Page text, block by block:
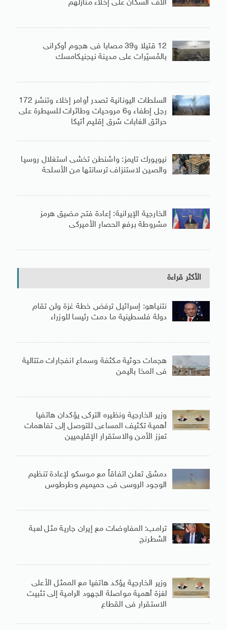
آلاف السكان على إخلاء منازلهم
12 قتيلا و39 مصابا فى هجوم أوكرانى
بالمُسيّرات على مدينة نيجنيكامسك
السلطات اليونانية تصدر أوامر إخلاء وتنشر 172
رجل إطفاء و6 مروحيات وطائرات للسيطرة على
حرائق الغابات شرق إقليم أتيكا
نيويورك تايمز: واشنطن تخشى استغلال روسيا
والصين لاستنزاف ترسانتها من الأسلحة
الخارجية الإيرانية: إعادة فتح مضيق هرمز
مشروطة برفع الحصار الأميركى
الأكثر قراءة
نتنياهو: إسرائيل ترفض خطة غزة ولن تقام
دولة فلسطينية ما دمت رئيسا للوزراء
هجمات حوثية مكثفة وسماع انفجارات متتالية
فى المخا باليمن
وزير الخارجية ونظيره التركى يؤكدان هاتفيا
أهمية تكثيف المساعى للتوصل إلى تفاهمات
تعزز الأمن والاستقرار الإقليميين
دمشق تعلن اتفاقاً مع موسكو لإعادة تنظيم
الوجود الروسى فى حميميم وطرطوس
ترامب: المفاوضات مع إيران جارية مثل لعبة
الشطرنج
وزير الخارجية يؤكد هاتفيا مع الممثل الأعلى
لغزة أهمية مواصلة الجهود الرامية إلى تثبيت
الاستقرار فى القطاع